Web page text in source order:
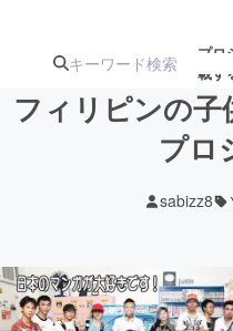
プロ
載す
ジェクト
アート・写真
フィリピンの子
プロ
sabizz8